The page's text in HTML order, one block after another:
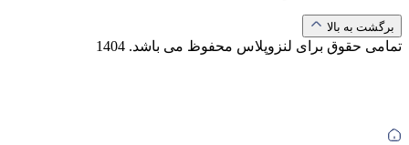
برگشت به بالا
تمامی حقوق برای لنزوپلاس محفوظ می باشد. 1404